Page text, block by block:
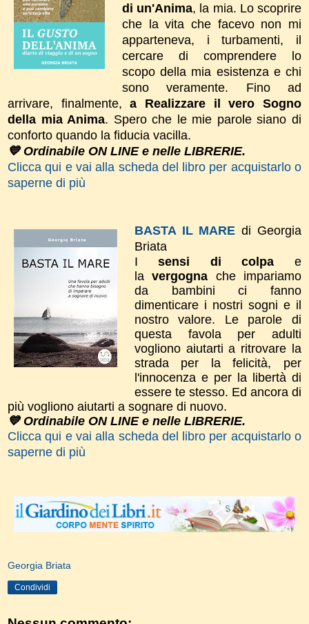
di un'Anima, la mia. Lo scoprire
che la vita che facevo non mi
apparteneva, i turbamenti, il
cercare di comprendere lo
scopo della mia esistenza e chi
sono veramente. Fino ad
arrivare, finalmente,a Realizzare il vero Sogno
della mia Anima. Spero che le mie parole siano di
conforto quando la fiducia vacilla.
💙 Ordinabile ON LINE e nelle LIBRERIE.
Clicca qui e vai alla scheda del libro per acquistarlo o
saperne di più
BASTA IL MARE di Georgia
Briata
Isensi di colpa e
lavergogna che impariamo
da bambini ci fanno
dimenticare i nostri sogni e il
nostro valore. Le parole di
questa favola per adulti
vogliono aiutarti a ritrovare la
strada per la felicità, per
l'innocenza e per la libertà di
essere te stesso. Ed ancora di
più vogliono aiutarti a sognare di nuovo.
💙 Ordinabile ON LINE e nelle LIBRERIE.
Clicca qui e vai alla scheda del libro per acquistarlo o
saperne di più
Georgia Briata
Condividi